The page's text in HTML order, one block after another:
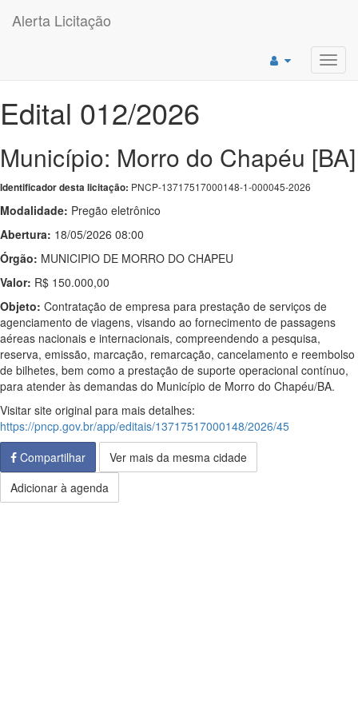
Alerta Licitação
Edital 012/2026
Município: Morro do Chapéu [BA]
Identificador desta licitação: PNCP-13717517000148-1-000045-2026
Modalidade: Pregão eletrônico
Abertura: 18/05/2026 08:00
Órgão: MUNICIPIO DE MORRO DO CHAPEU
Valor: R$ 150.000,00
Objeto: Contratação de empresa para prestação de serviços de
agenciamento de viagens, visando ao fornecimento de passagens
aéreas nacionais e internacionais, compreendendo a pesquisa,
reserva, emissão, marcação, remarcação, cancelamento e reembolso
de bilhetes, bem como a prestação de suporte operacional contínuo,
para atender às demandas do Município de Morro do Chapéu/BA.
Visitar site original para mais detalhes:
https://pncp.gov.br/app/editais/13717517000148/2026/45
Compartilhar
Ver mais da mesma cidade
Adicionar à agenda